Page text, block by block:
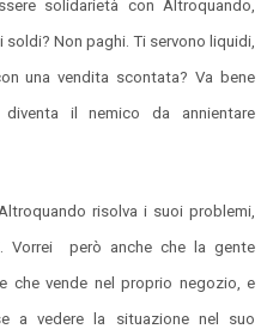
solidarietà con Altroquando,
soldi? Non paghi. Ti servono liquidi,
una vendita scontata? Va bene
il nemico da annientare
risolva i suoi problemi,
Vorrei però anche che la gente
che vende nel proprio negozio, e
a vedere la situazione nel suo